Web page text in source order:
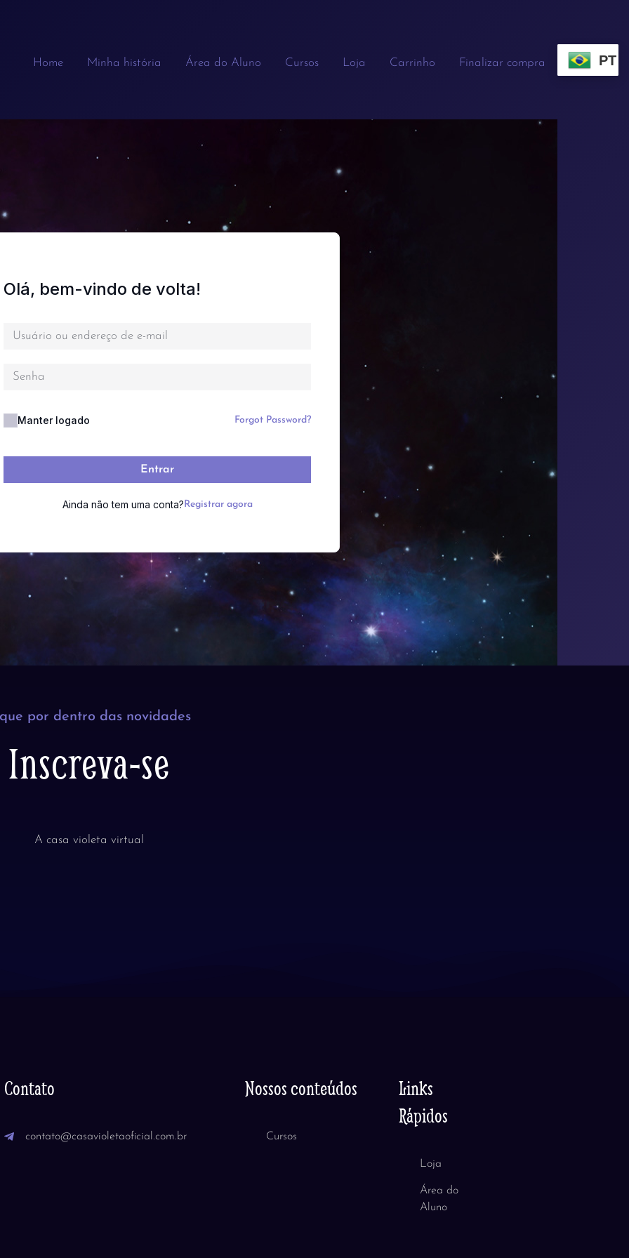
Home Minha história Área do Aluno Cursos Loja Carrinho Finalizar compra PT
Olá, bem-vindo de volta!
Manter logado Forgot Password?
Entrar
Ainda não tem uma conta? Registrar agora
por dentro das novidades
Inscreva-se
A casa violeta virtual
Contato
contato@casavioletaoficial.com.br
Nossos conteúdos
Cursos
Links
Rápidos
Loja
Área do
Aluno